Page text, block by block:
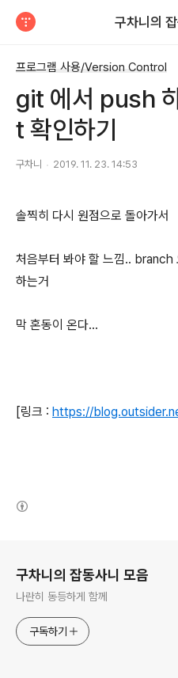
구차니의
프로그램 사용/Version Control
git 에서 push
t 확인하기
구차니 2019. 11. 23. 14:53
솔찍히 다시 원점으로 돌아가서
처음부터 봐야 할 느낌..
하는거
막 혼동이 온다...
[링크 : https://
구차니의 잡동사니 모음
나란히 동등하게 함께
구독하기